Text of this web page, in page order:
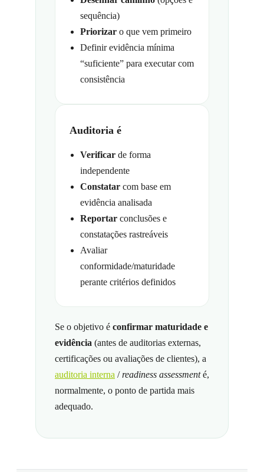
sequência)
Priorizaro que vem primeiro
Definir evidência mínima
“suficiente” para executar com
consistência
Auditoria é
Verificarde forma
independente
Constatarcom base em
evidência analisada
Reportarconclusões e
constatações rastreáveis
Avaliar
conformidade/maturidade
perante critérios definidos
Se o objetivo é confirmar maturidade e
evidência (antes de auditorias externas,
certificações ou avaliações de clientes), a
auditoria interna /readiness assessmenté,
normalmente, o ponto de partida mais
adequado.